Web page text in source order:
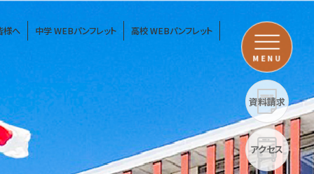
様へ 中学 WEBパンフレット 高校 WEBパンフレット
MENU
資料請求
アクセス